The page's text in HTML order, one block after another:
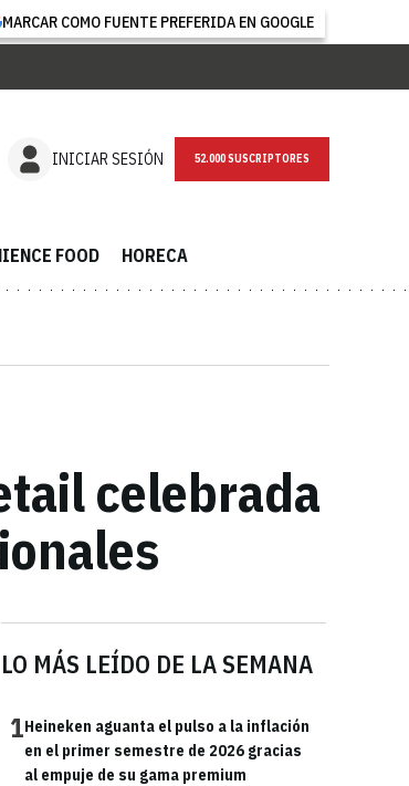
MARCAR COMO FUENTE PREFERIDA EN GOOGLE
INICIAR SESIÓN NEWSLETTER
FOOD HORECA
celebrada
LO MÁS LEÍDO DE LA SEMANA
1Heineken aguanta el pulso a la inflación
en el primer semestre de 2026 gracias
al empuje de su gama premium